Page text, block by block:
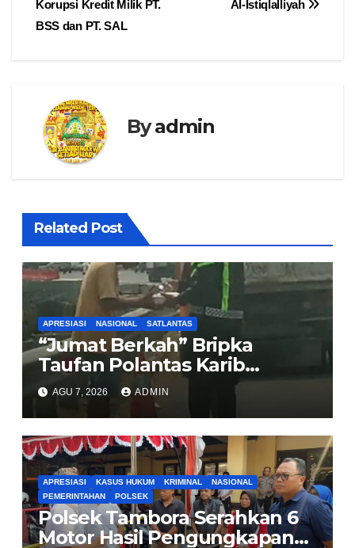
Al-Istiqlalliyah
Korupsi Kredit Milik PT.
BSS dan PT. SAL
Byadmin
Related Post
APRESIASI NASIONAL SATLANTAS
“Jumat Berkah” Bripka
Taufan Polantas Karib
Bagikan Nasi Kotak untuk
Sopir Truk yang Mogok di KM
00 Pondok Aren
AGU 7, 2026 ADMIN
APRESIASI KASUS HUKUM KRIMINAL
NASIONAL
PEMERINTAHAN
POLSEK
Polsek Tambora Serahkan 6
Motor Hasil Pengungkapan